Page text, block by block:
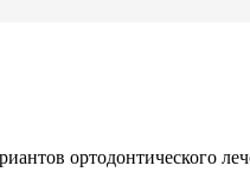
ортодонтического